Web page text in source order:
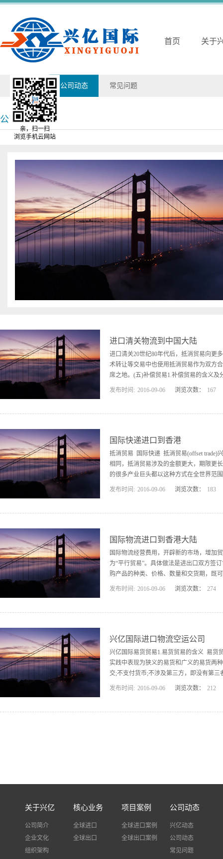
首页 关于
兴亿动态 公司动态 常见问题
公司动态
购贸易(counter
贸易”。具体做法是
分出口所得购买对方
汇交易。互购贸易双
结算货款，分别收取
有相互联系，也不要
进口清关物流到中国大陆
进口清关20世纪80年代后，抵消贸易向更
术转让等交易中也使用抵消贸易作为双方
席之地。(五)补偿贸易1.补偿贸易的含义及
所需时，交易双方可在协议中约定用其他
发布时间: 2016-09-06 浏览次数： 167
国际快递进口到香港
抵消贸易 国际快递 抵消贸易(offset trade)
相同，抵消贸易涉及的金额更大，期限更
的很多产业巨头都以这种方式在全世界范
participation)或“工业合作”(industrial
应承诺购回的是与其出口产品不相干的
杂，由于双方交...
发布时间: 2016-09-06 浏览次数： 183
国际物流进口到香港大陆
国际物流经营费用，开辟新的市场，增加
为“平行贸易”。具体做法是进出口双方签
购产品的种类、价格、数量和交货期，既
部从先进口国购买回头货。 互购不是单
或付款交单(D/P)的方式结算货款，分别
进行 国际...
发布时间: 2016-09-06 浏览次数： 274
兴亿国际进口物流空运公司
兴亿国际易货贸易1.易货贸易的含义 易货
实践中表现为狭义的易货和广义的易货两
交;不支付货币;不涉及第三方，即没有第
发布时间: 2016-09-06 浏览次数： 212
关于兴亿
公司简介
企业文化
组织架构
核心业务
全球进口
全球出口
项目案例
全球进口案例
全球出口案例
公司动态
兴亿动态
公司动态
常见问题
亲，扫一扫
浏览手机云网站